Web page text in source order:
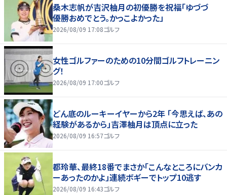
桑木志帆が吉沢柚月の初優勝を祝福「ゆづづ
優勝おめでとう。かっこよかった」
2026/08/09 17:08ゴルフ
女性ゴルファーのための10分間ゴルフトレーニン
グ！
2026/08/09 17:00ゴルフ
どん底のルーキーイヤーから2年 「今思えば、あの
経験があるから」吉澤柚月は頂点に立った
2026/08/09 16:57ゴルフ
都玲華、最終18番でまさか「こんなところにバンカ
ーあったのかよ」連続ボギーでトップ10逃す
2026/08/09 16:43ゴルフ